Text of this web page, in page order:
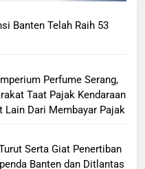
Banten Telah Raih 53
Perfume Serang,
Taat Pajak Kendaraan
Dari Membayar Pajak
Serta Giat Penertiban
Banten dan Ditlantas